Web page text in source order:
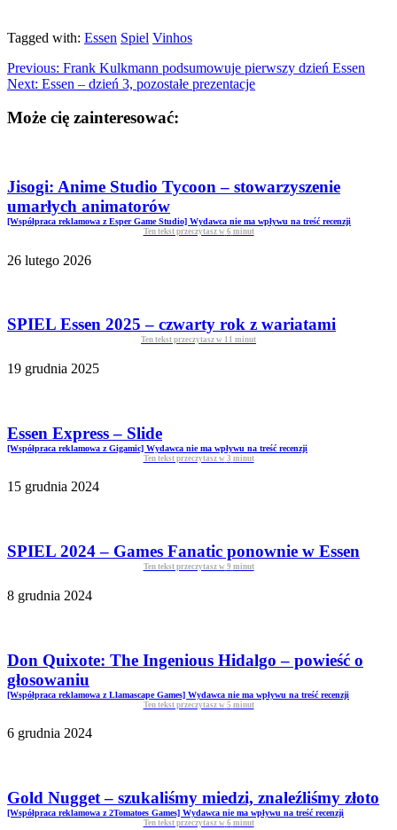
Tagged with: Essen Spiel Vinhos
Previous: Frank Kulkmann podsumowuje pierwszy dzień Essen
Next: Essen – dzień 3, pozostałe prezentacje
Może cię zainteresować:
Jisogi: Anime Studio Tycoon – stowarzyszenie
umarłych animatorów
[Współpraca reklamowa z Esper Game Studio] Wydawca nie ma wpływu na treść recenzji
Ten tekst przeczytasz w 6 minut
26 lutego 2026
SPIEL Essen 2025 – czwarty rok z wariatami
Ten tekst przeczytasz w 11 minut
19 grudnia 2025
Essen Express – Slide
[Współpraca reklamowa z Gigamic] Wydawca nie ma wpływu na treść recenzji
Ten tekst przeczytasz w 3 minut
15 grudnia 2024
SPIEL 2024 – Games Fanatic ponownie w Essen
Ten tekst przeczytasz w 9 minut
8 grudnia 2024
Don Quixote: The Ingenious Hidalgo – powieść o
głosowaniu
[Współpraca reklamowa z Llamascape Games] Wydawca nie ma wpływu na treść recenzji
Ten tekst przeczytasz w 5 minut
6 grudnia 2024
Gold Nugget – szukaliśmy miedzi, znaleźliśmy złoto
[Współpraca reklamowa z 2Tomatoes Games] Wydawca nie ma wpływu na treść recenzji
Ten tekst przeczytasz w 6 minut